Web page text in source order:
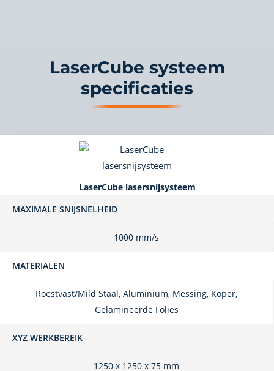
LaserCube systeem
specificaties
LaserCube lasersnijsysteem
MAXIMALE SNIJSNELHEID
1000 mm/s
MATERIALEN
Roestvast/Mild Staal, Aluminium, Messing, Koper,
Gelamineerde Folies
XYZ WERKBEREIK
1250 x 1250 x 75 mm